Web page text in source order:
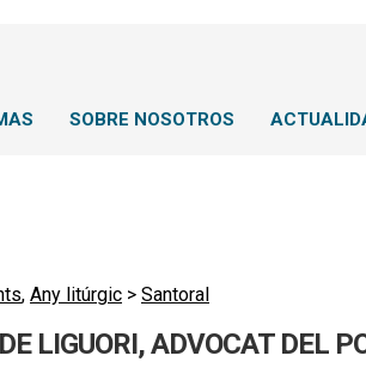
SOBRE NOSOTROS
, Any litúrgic > Santoral
LIGUORI, ADVOCAT DEL